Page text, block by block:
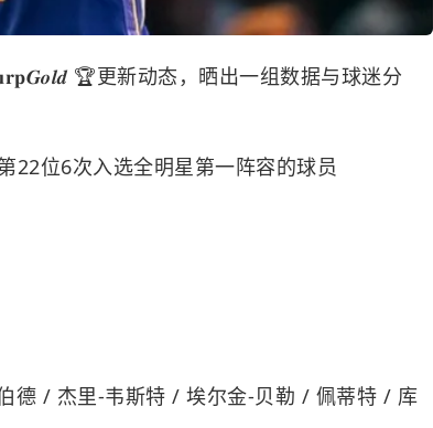
🏆更新动态，晒出一组数据与球迷分
22位6次入选全明星第一阵容的球员
德 / 杰里-韦斯特 / 埃尔金-贝勒 / 佩蒂特 / 库